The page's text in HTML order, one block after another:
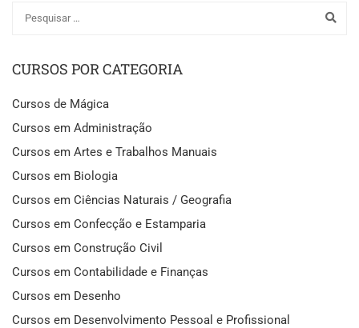
CURSOS POR CATEGORIA
Cursos de Mágica
Cursos em Administração
Cursos em Artes e Trabalhos Manuais
Cursos em Biologia
Cursos em Ciências Naturais / Geografia
Cursos em Confecção e Estamparia
Cursos em Construção Civil
Cursos em Contabilidade e Finanças
Cursos em Desenho
Cursos em Desenvolvimento Pessoal e Profissional